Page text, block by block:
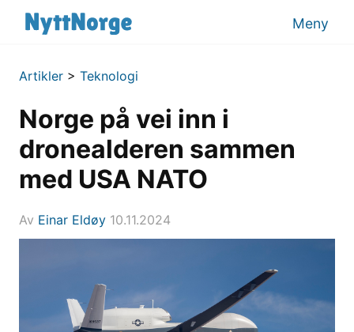
Meny
Artikler > Teknologi
Norge på vei inn i
dronealderen sammen
med USA NATO
Av Einar Eldøy 10.11.2024